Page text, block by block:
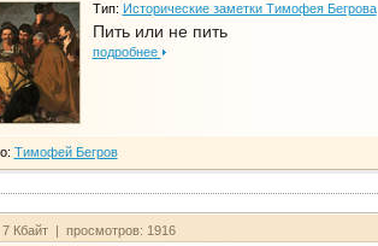
Тип: Исторические заметки Тимофея Бегрова
Пить или не пить
подробнее
Тимофей Бегров
Кбайт | просмотров: 1916